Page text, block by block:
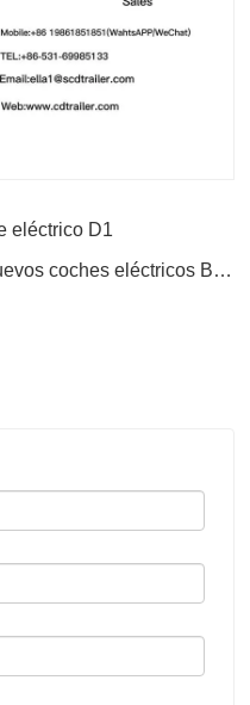
eléctrico D1
Siguiente entrada siguiente : Nuevos coches eléctricos Byd E3